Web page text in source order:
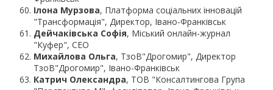
Ілона Мурзова, Платформа соціальних інновацій
"Трансформація", Директор, Івано-Франківськ
Дейчаківська Софія, Міський онлайн-журнал
"Куфер", CEO
Михайлова Ольга, ТзоВ"Дрогомир", Директор
ТзоВ"Дрогомир", Івано-Франківськ
Катрич Олександра, ТОВ "Консалтингова Група